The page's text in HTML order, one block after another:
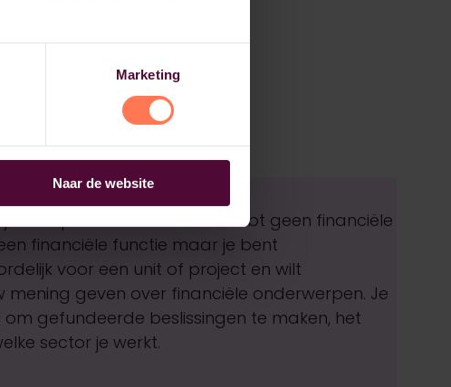
Marketing
Naar de website
jaren op hbo-niveau maar hebt geen financiële
financiële functie maar je bent
voor een unit of project en wilt
geven over financiële onderwerpen. Je
om gefundeerde beslissingen te maken, het
sector je werkt.